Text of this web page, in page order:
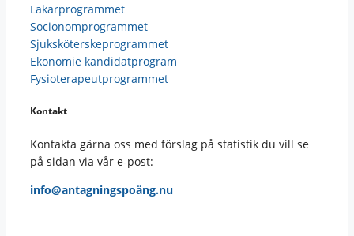
Läkarprogrammet
Socionomprogrammet
Sjuksköterskeprogrammet
Ekonomie kandidatprogram
Fysioterapeutprogrammet
Kontakt
Kontakta gärna oss med förslag på statistik du vill se
på sidan via vår e-post:
info@antagningspoäng.nu